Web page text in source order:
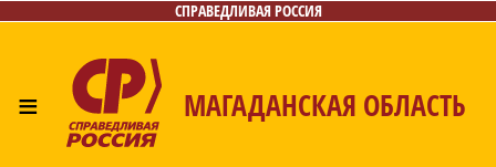
СПРАВЕДЛИВАЯ РОССИЯ
≡ МАГАДАНСКАЯ ОБЛАСТЬ